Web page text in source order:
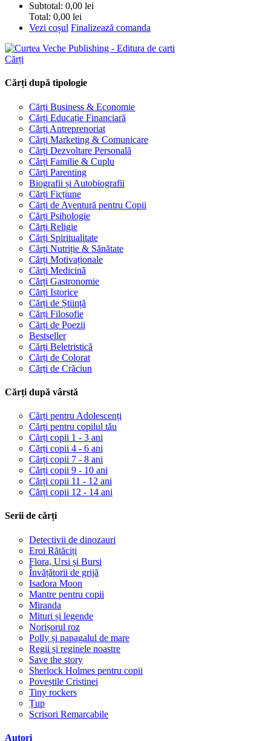
Subtotal: 0,00 lei
Total: 0,00 lei
Vezi coșul Finalizează comanda
Cărți
Cărți după tipologie
Cărți Business & Economie
Cărți Educație Financiară
Cărți Antreprenoriat
Cărți Marketing & Comunicare
Cărți Dezvoltare Personală
Cărți Familie & Cuplu
Cărți Parenting
Biografii și Autobiografii
Cărți Ficțiune
Cărți de Aventură pentru Copii
Cărți Psihologie
Cărți Religie
Cărți Spiritualitate
Cărți Nutriție & Sănătate
Cărți Motivaționale
Cărți Medicină
Cărți Gastronomie
Cărți Istorice
Cărți de Știință
Cărți Filosofie
Cărți de Poezii
Bestseller
Cărți Beletristică
Cărți de Colorat
Cărți de Crăciun
Cărți după vârstă
Cărți pentru Adolescenți
Cărți pentru copilul tău
Cărți copii 1 - 3 ani
Cărți copii 4 - 6 ani
Cărți copii 7 - 8 ani
Cărți copii 9 - 10 ani
Cărți copii 11 - 12 ani
Cărți copii 12 - 14 ani
Serii de cărți
Detectivii de dinozauri
Eroi Rătăciți
Flora, Ursi și Bursi
Învățătorii de grijă
Isadora Moon
Mantre pentru copii
Miranda
Mituri și legende
Norișorul roz
Polly și papagalul de mare
Regii și reginele noastre
Save the story
Sherlock Holmes pentru copii
Poveștile Cristinei
Tiny rockers
Țup
Scrisori Remarcabile
Autori